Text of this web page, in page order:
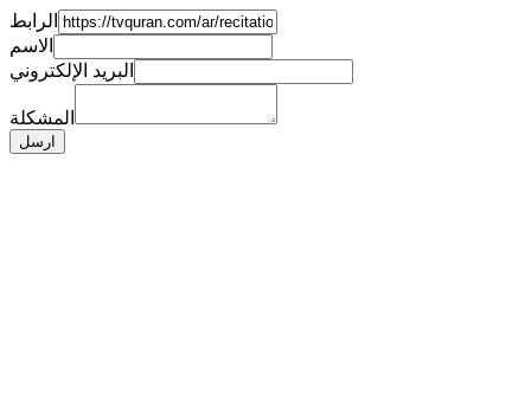
الرابط
الاسم
البريد الإلكتروني
المشكلة
ارسل